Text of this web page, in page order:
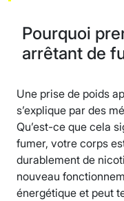
Pourquoi
arrêtant de
Une prise de poids
s’explique par des
Qu’est-ce que cela
fumer, votre corps
durablement de
nouveau
énergétique et peut